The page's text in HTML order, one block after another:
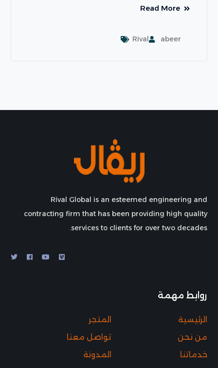
Read More
abeer
Rival
Rival Global is an esteemed engineering and
contracting firm that has been providing high quality
services to clients for over two decades.
روابط مهمة
المتجر
الرئيسية
تواصل معنا
من نحن
المدونة
خدماتنا